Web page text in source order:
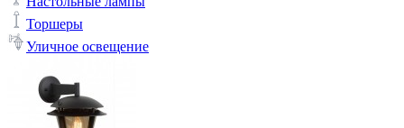
Торшеры
Уличное освещение